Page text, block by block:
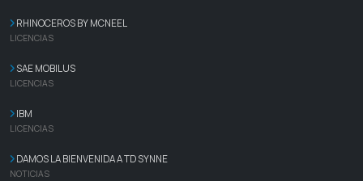
RHINOCEROS BY MCNEEL
LICENCIAS
SAE MOBILUS
LICENCIAS
IBM
LICENCIAS
DAMOS LA BIENVENIDA A TD SYNNE
NOTICIAS